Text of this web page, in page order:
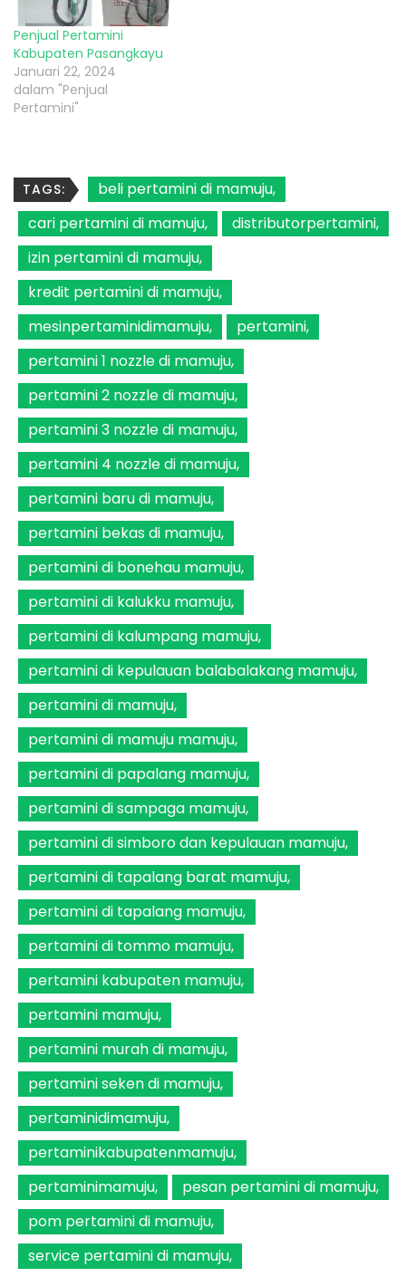
Penjual Pertamini
Kabupaten Pasangkayu
Januari 22, 2024
dalam "Penjual
Pertamini"
TAGS:
beli pertamini di mamuju
cari pertamini di mamuju
distributorpertamini
izin pertamini di mamuju
kredit pertamini di mamuju
mesinpertaminidimamuju
pertamini
pertamini 1 nozzle di mamuju
pertamini 2 nozzle di mamuju
pertamini 3 nozzle di mamuju
pertamini 4 nozzle di mamuju
pertamini baru di mamuju
pertamini bekas di mamuju
pertamini di bonehau mamuju
pertamini di kalukku mamuju
pertamini di kalumpang mamuju
pertamini di kepulauan balabalakang mamuju
pertamini di mamuju
pertamini di mamuju mamuju
pertamini di papalang mamuju
pertamini di sampaga mamuju
pertamini di simboro dan kepulauan mamuju
pertamini di tapalang barat mamuju
pertamini di tapalang mamuju
pertamini di tommo mamuju
pertamini kabupaten mamuju
pertamini mamuju
pertamini murah di mamuju
pertamini seken di mamuju
pertaminidimamuju
pertaminikabupatenmamuju
pertaminimamuju
pesan pertamini di mamuju
pom pertamini di mamuju
service pertamini di mamuju